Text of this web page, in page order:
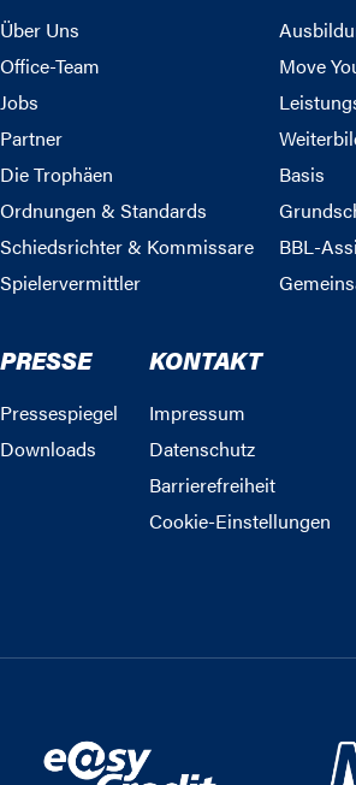
Über Uns
Office-Team
Jobs
Partner
Die Trophäen
Ordnungen & Standards
Schiedsrichter & Kommissare
Spielervermittler
Move
Basis
BBL-
PRESSE
Pressespiegel
Downloads
KONTAKT
Impressum
Datenschutz
Barrierefreiheit
Cookie-Einstellungen